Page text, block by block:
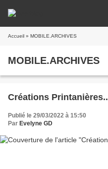
Accueil » MOBILE.ARCHIVES
MOBILE.ARCHIVES
Créations Printanières..
Publié le 29/03/2022 à 15:50
Par Evelyne GD